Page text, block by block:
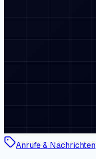
Anrufe & Nachrichten